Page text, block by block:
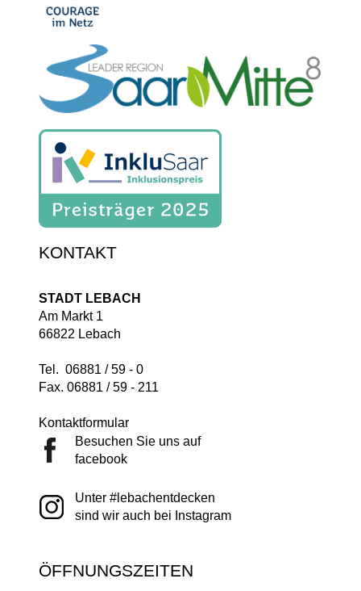
KONTAKT
STADT LEBACH
Am Markt 1
66822 Lebach
Tel. 06881 / 59 - 0
Fax. 06881 / 59 - 211
Kontaktformular
Besuchen Sie uns auf
facebook
Unter #lebachentdecken
sind wir auch bei Instagram
ÖFFNUNGSZEITEN